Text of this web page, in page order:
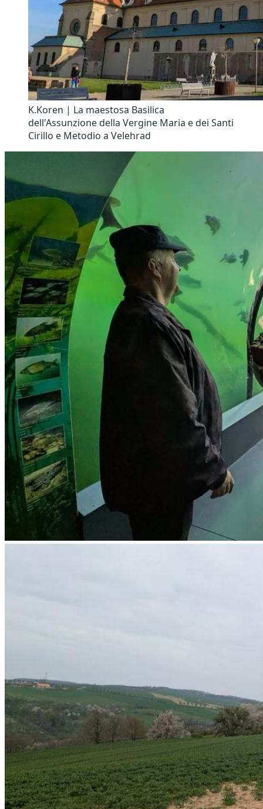
K.Koren | La maestosa Basilica
dell'Assunzione della Vergine Maria e dei Santi
Cirillo e Metodio a Velehrad